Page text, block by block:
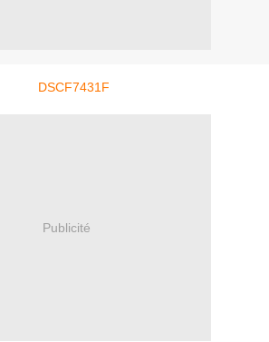
Publicité